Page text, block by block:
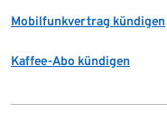
Mobilfunkvertrag kündigen
Kaffee-Abo kündigen